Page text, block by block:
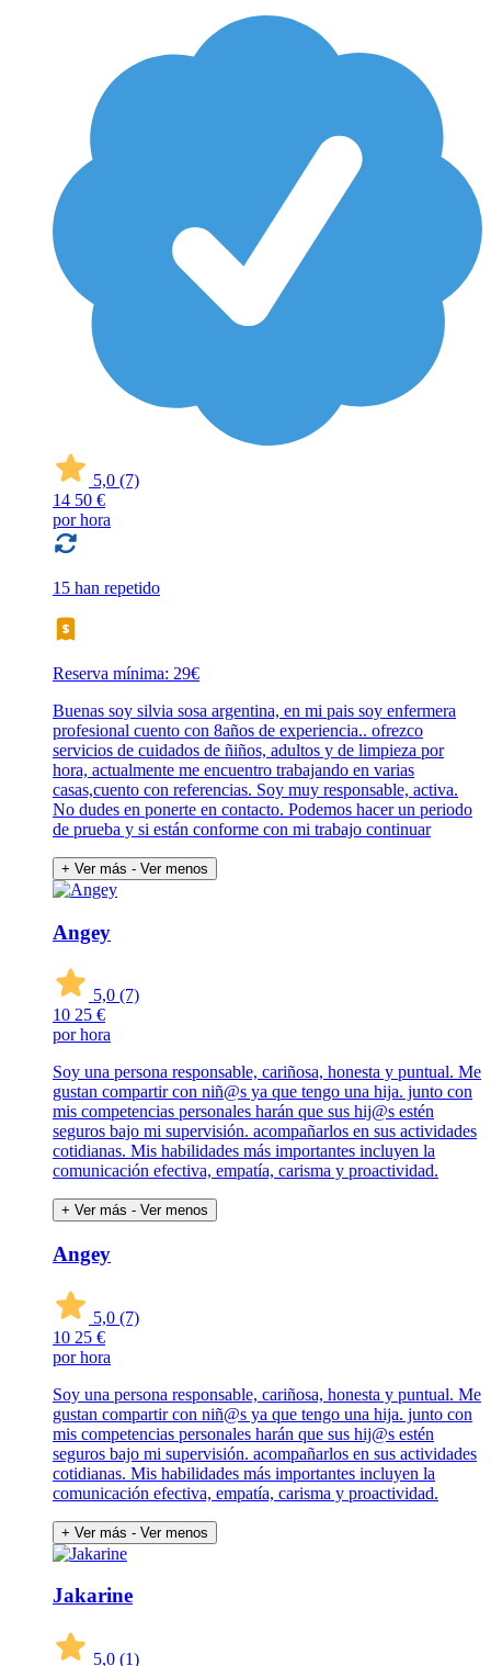
5,0 (7)
14 50 €
por hora
15 han repetido
Reserva mínima: 29€
Buenas soy silvia sosa argentina, en mi pais soy enfermera
profesional cuento con 8años de experiencia.. ofrezco
servicios de cuidados de ñiños, adultos y de limpieza por
hora, actualmente me encuentro trabajando en varias
casas,cuento con referencias. Soy muy responsable, activa.
No dudes en ponerte en contacto. Podemos hacer un periodo
de prueba y si están conforme con mi trabajo continuar
+ Ver más - Ver menos
Angey
5,0 (7)
10 25 €
por hora
Soy una persona responsable, cariñosa, honesta y puntual. Me
gustan compartir con niñ@s ya que tengo una hija. junto con
mis competencias personales harán que sus hij@s estén
seguros bajo mi supervisión. acompañarlos en sus actividades
cotidianas. Mis habilidades más importantes incluyen la
comunicación efectiva, empatía, carisma y proactividad.
+ Ver más - Ver menos
Angey
5,0 (7)
10 25 €
por hora
Soy una persona responsable, cariñosa, honesta y puntual. Me
gustan compartir con niñ@s ya que tengo una hija. junto con
mis competencias personales harán que sus hij@s estén
seguros bajo mi supervisión. acompañarlos en sus actividades
cotidianas. Mis habilidades más importantes incluyen la
comunicación efectiva, empatía, carisma y proactividad.
+ Ver más - Ver menos
Jakarine
5,0 (1)